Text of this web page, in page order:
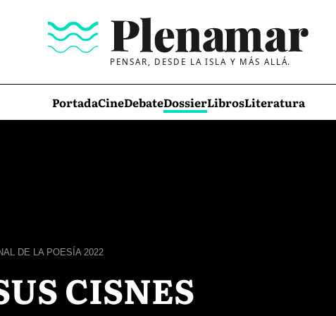
PENSAR, DESDE LA ISLA Y MÁS ALLÁ.
PortadaCineDebateDossierLibrosLiteratura
DE LA POESÍA 2022
CISNES